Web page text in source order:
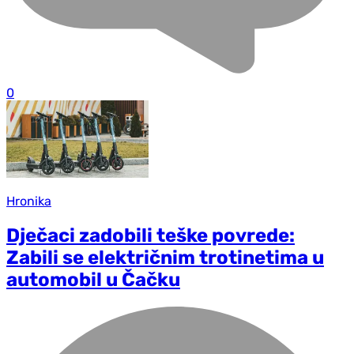
0
Hronika
Dječaci zadobili teške povrede:
Zabili se električnim trotinetima u
automobil u Čačku